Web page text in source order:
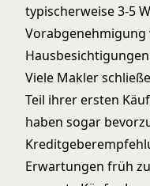
typischerweise 3-5
Vorabgenehmigung
Viele Makler
Teil ihrer ersten
haben sogar
Erwartungen früh